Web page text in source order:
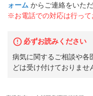
ォーム からご連絡をいた
※お電話での対応は行って
必ずお読みください
病気に関するご相談や各
どは受け付けておりませ